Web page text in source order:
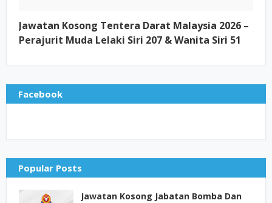
Jawatan Kosong Tentera Darat Malaysia 2026 –
Perajurit Muda Lelaki Siri 207 & Wanita Siri 51
Facebook
Popular Posts
Jawatan Kosong Jabatan Bomba Dan